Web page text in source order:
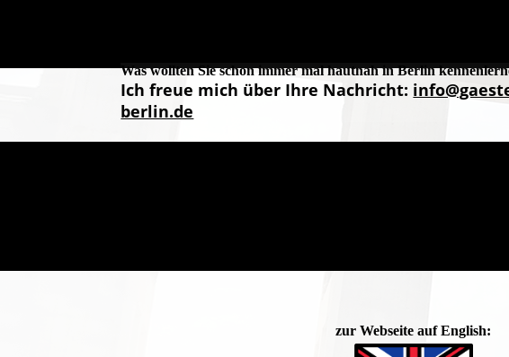
Was wollten Sie schon immer mal hautnah in Berlin
Ich freue mich über Ihre Nachricht:
berlin.de
zur Webseite auf English: